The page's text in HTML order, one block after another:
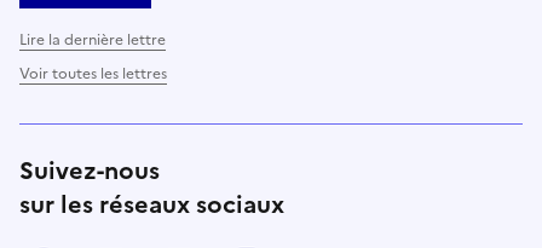
Lire la dernière lettre
Voir toutes les lettres
Suivez-nous
sur les réseaux sociaux